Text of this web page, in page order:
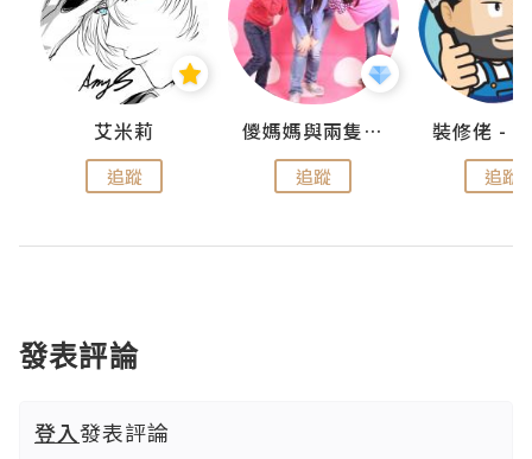
艾米莉
追蹤
儍媽媽與兩隻小魔怪之家
追蹤 追蹤
發表評論
登入發表評論